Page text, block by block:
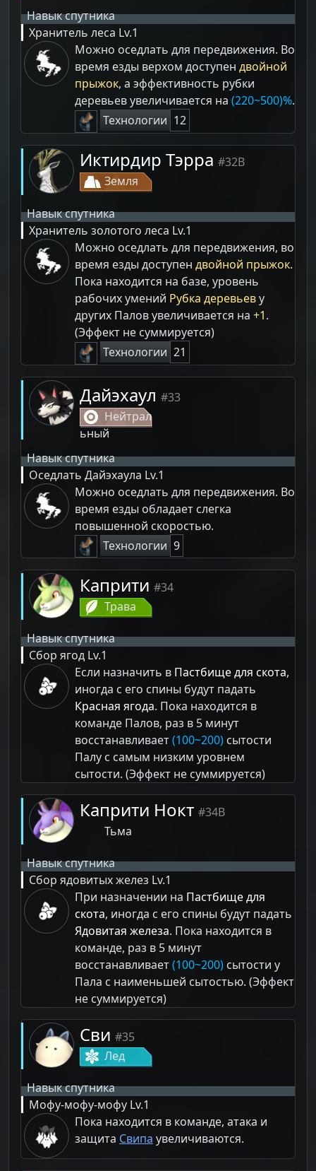
Навык спутника
Хранитель леса Lv.1
Можно оседлать для передвижения. Во
время езды верхом доступен двойной
прыжок, а эффективность рубки
деревьев увеличивается на (220~500)%.
Технологии 12
Иктирдир Тэрра #32B
Земля
Навык спутника
Хранитель золотого леса Lv.1
Можно оседлать для передвижения, во
время езды доступен двойной прыжок.
Пока находится на базе, уровень
рабочих умений Рубка деревьеву
других Палов увеличивается на +1.
(Эффект не суммируется)
Технологии 21
Дайэхаул #33
Нейтрал
ьный
Навык спутника
Оседлать Дайэхаула Lv.1
Можно оседлать для передвижения. Во
время езды обладает слегка
повышенной скоростью.
Технологии 9
Каприти #34
Трава
Навык спутника
Сбор ягод Lv.1
Если назначить в Пастбище для скота,
иногда с его спины будут падать
Красная ягода. Пока находится в
команде Палов, раз в 5 минут
восстанавливает(100~200) сытости
Палу с самым низким уровнем
сытости. (Эффект не суммируется)
Каприти Нокт #34B
Тьма
Навык спутника
Сбор ядовитых желез Lv.1
При назначении на Пастбище для
скота, иногда с его спины будут падать
Ядовитая железа. Пока находится в
команде, раз в 5 минут
восстанавливает(100~200) сытости у
Пала с наименьшей сытостью. (Эффект
не суммируется)
Сви #35
Лед
Навык спутника
Мофу-мофу-мофу Lv.1
Пока находится в команде, атака и
защита Свипа увеличиваются.